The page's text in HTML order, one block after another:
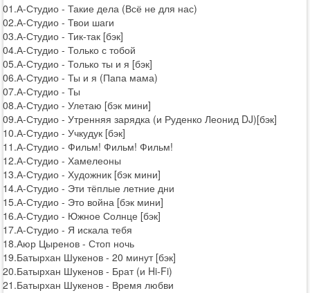
01.А-Студио - Такие дела (Всё не для нас)
02.А-Студио - Твои шаги
03.А-Студио - Тик-так [бэк]
04.А-Студио - Только с тобой
05.А-Студио - Только ты и я [бэк]
06.А-Студио - Ты и я (Папа мама)
07.А-Студио - Ты
08.А-Студио - Улетаю [бэк мини]
09.А-Студио - Утренняя зарядка (и Руденко Леонид DJ)[бэк]
10.А-Студио - Учкудук [бэк]
11.А-Студио - Фильм! Фильм! Фильм!
12.А-Студио - Хамелеоны
13.А-Студио - Художник [бэк мини]
14.А-Студио - Эти тёплые летние дни
15.А-Студио - Это война [бэк мини]
16.А-Студио - Южное Солнце [бэк]
17.А-Студио - Я искала тебя
18.Аюр Цыренов - Стоп ночь
19.Батырхан Шукенов - 20 минут [бэк]
20.Батырхан Шукенов - Брат (и Hi-Fi)
21.Батырхан Шукенов - Время любви